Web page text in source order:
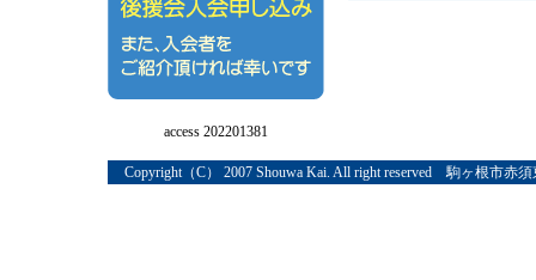
access 202201381
Copyright（C） 2007 Shouwa Kai. All right reserved 駒ヶ根市